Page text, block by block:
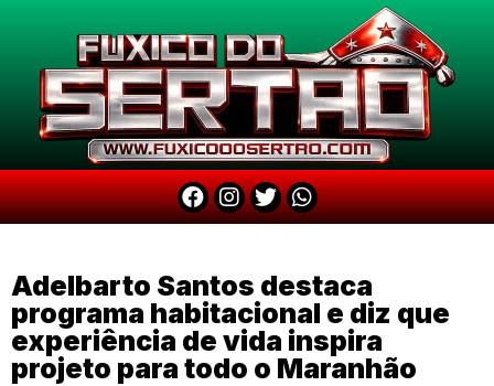
Adelbarto Santos destaca
programa habitacional e diz que
experiência de vida inspira
projeto para todo o Maranhão